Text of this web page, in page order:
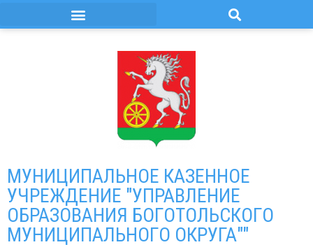
МУНИЦИПАЛЬНОЕ КАЗЕННОЕ
УЧРЕЖДЕНИЕ "УПРАВЛЕНИЕ
ОБРАЗОВАНИЯ БОГОТОЛЬСКОГО
МУНИЦИПАЛЬНОГО ОКРУГА""